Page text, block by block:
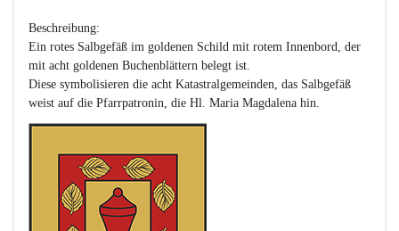
Beschreibung:
Ein rotes Salbgefäß im goldenen Schild mit rotem Innenbord, der
mit acht goldenen Buchenblättern belegt ist.
Diese symbolisieren die acht Katastralgemeinden, das Salbgefäß